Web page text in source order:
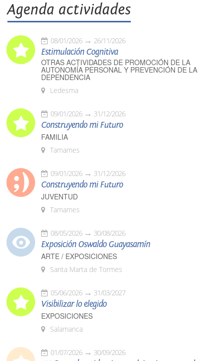
Agenda actividades
08/01/2026 26/11/2026
Estimulación Cognitiva
OTRAS ACTIVIDADES DE PROMOCIÓN DE LA
AUTONOMÍA PERSONAL Y PREVENCIÓN DE LA
DEPENDENCIA
Ledesma
09/01/2026 31/12/2026
Construyendo mi Futuro
FAMILIA
Tamames
09/01/2026 31/12/2026
Construyendo mi Futuro
JUVENTUD
Tamames
08/05/2026 30/08/2026
Exposición Oswaldo Guayasamín
ARTE / EXPOSICIONES
Santa Marta de Tormes
05/06/2026 31/03/2027
Visibilizar lo elegido
EXPOSICIONES
Salamanca
01/07/2026 30/09/2026